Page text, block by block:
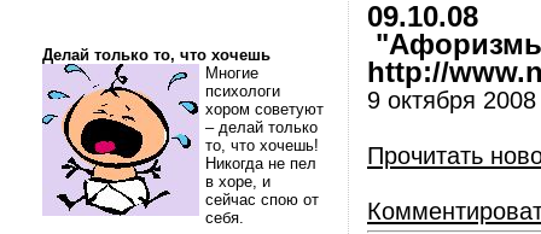
Делай только то, что хочешь
Многие
психологи
хором советуют
– делай только
то, что хочешь!
Никогда не пел
в хоре, и
сейчас спою от
себя.
09.10.08
"Афоризмы
http://
9 октября 2008
Прочитать